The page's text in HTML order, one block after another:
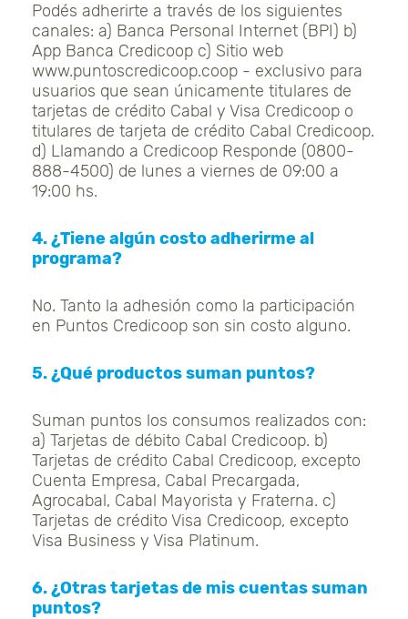
Podés adherirte a través de los siguientes
canales: a) Banca Personal Internet (BPI) b)
App Banca Credicoop c) Sitio web
www.puntoscredicoop.coop - exclusivo para
usuarios que sean únicamente titulares de
tarjetas de crédito Cabal y Visa Credicoop o
titulares de tarjeta de crédito Cabal Credicoop.
d) Llamando a Credicoop Responde (0800-
888-4500) de lunes a viernes de 09:00 a
19:00 hs.
4. ¿Tiene algún costo adherirme al
programa?
No. Tanto la adhesión como la participación
en Puntos Credicoop son sin costo alguno.
5. ¿Qué productos suman puntos?
Suman puntos los consumos realizados con:
a) Tarjetas de débito Cabal Credicoop. b)
Tarjetas de crédito Cabal Credicoop, excepto
Cuenta Empresa, Cabal Precargada,
Agrocabal, Cabal Mayorista y Fraterna. c)
Tarjetas de crédito Visa Credicoop, excepto
Visa Business y Visa Platinum.
6. ¿Otras tarjetas de mis cuentas suman
puntos?